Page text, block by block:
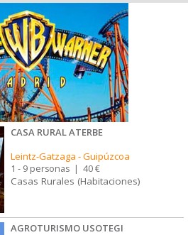
CASA RURAL ATERBE
Leintz-Gatzaga -Guipúzcoa
1 - 9 personas | 40 €
Casas Rurales (Habitaciones)
AGROTURISMO USOTEGI